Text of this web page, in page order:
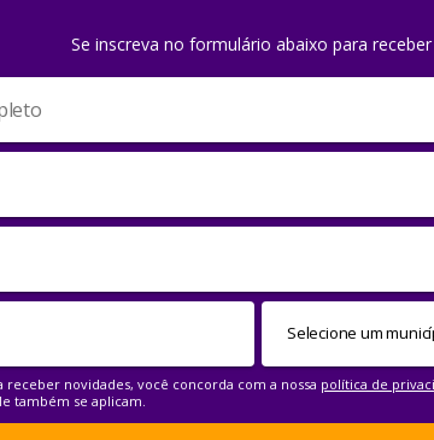
Se inscreva no formulário abaixo para
receber novidades, você concorda com a nossa política de
também se aplicam.